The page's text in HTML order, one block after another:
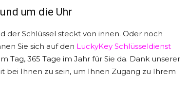
um die Uhr
der Schlüssel steckt von innen. Oder noch
Sie sich auf den LuckyKey Schlüsseldienst
Tag, 365 Tage im Jahr für Sie da. Dank unserer
bei Ihnen zu sein, um Ihnen Zugang zu Ihrem